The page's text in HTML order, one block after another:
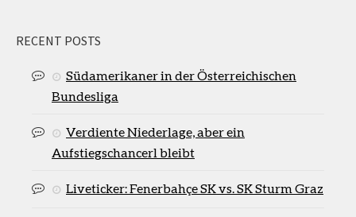
RECENT POSTS
Südamerikaner in der Österreichischen
Bundesliga
Verdiente Niederlage, aber ein
Aufstiegschancerl bleibt
Liveticker: Fenerbahçe SK vs. SK Sturm Graz